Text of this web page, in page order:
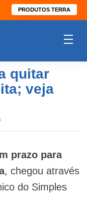
PRODUTOS TERRA
quitar
veja
prazo para
, chegou através
do Simples